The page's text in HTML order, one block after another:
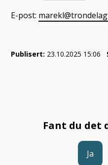
E-post:
Publisert 23.10.2025 15:06
Fant du det
Ja